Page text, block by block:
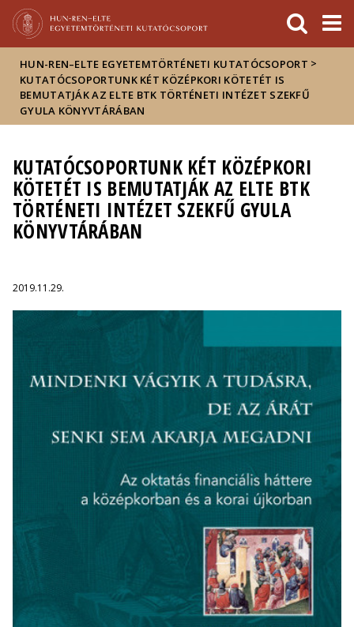
sajtóban
HUN-REN–ELTE EGYETEMTÖRTÉNETI KUTATÓCSOPORT >
KUTATÓCSOPORTUNK KÉT KÖZÉPKORI KÖTETÉT IS
BEMUTATJÁK AZ ELTE BTK TÖRTÉNETI INTÉZET SZEKFŰ
GYULA KÖNYVTÁRÁBAN
KUTATÓCSOPORTUNK KÉT KÖZÉPKORI
KÖTETÉT IS BEMUTATJÁK AZ ELTE BTK
TÖRTÉNETI INTÉZET SZEKFŰ GYULA
KÖNYVTÁRÁBAN
2019.11.29.